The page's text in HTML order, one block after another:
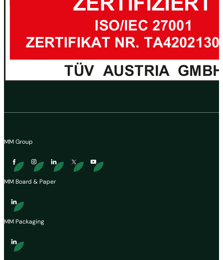
MM Group
MM Board & Paper
MM Packaging